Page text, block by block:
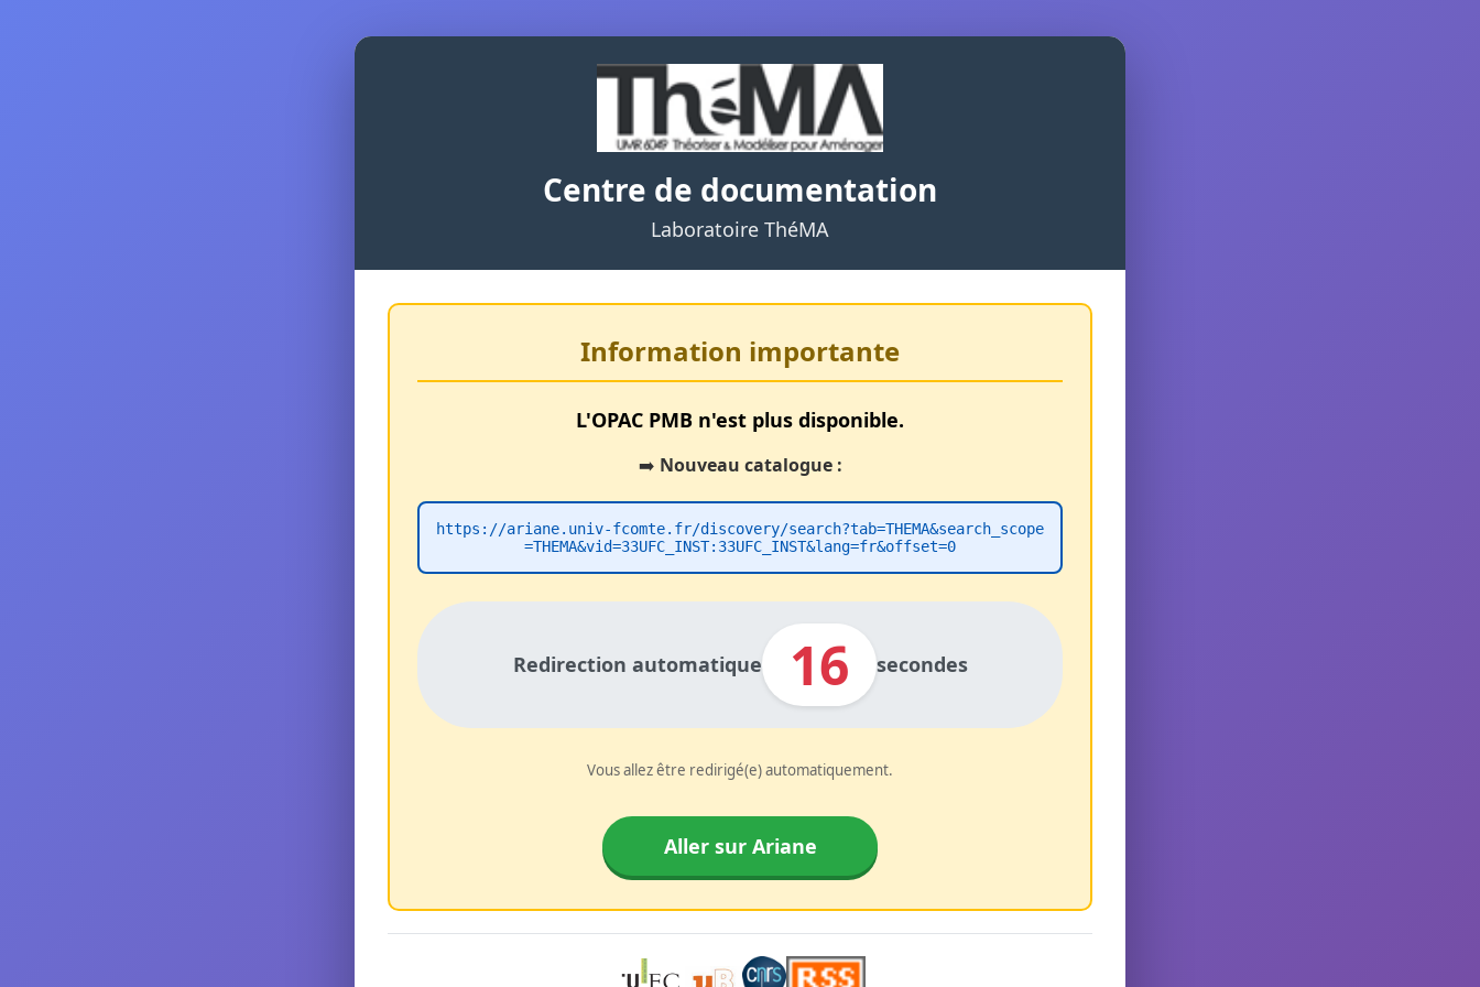
Centre de documentation
Laboratoire ThéMA
Information importante
L'OPAC PMB n'est plus disponible.
➡️ Nouveau catalogue :
https://ariane.univ-fcomte.fr/discovery/search?tab=THEMA&search_scope
=THEMA&vid=33UFC_INST:33UFC_INST&lang=fr&offset=0
Redirection automatique 16 secondes
Vous allez être redirigé(e) automatiquement.
Aller sur Ariane